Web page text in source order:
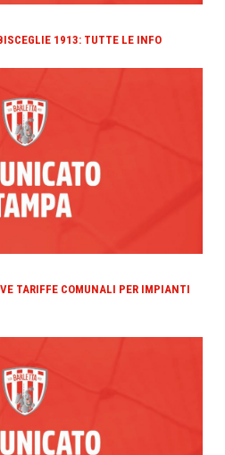
1913: TUTTE LE INFO
TARIFFE COMUNALI PER IMPIANTI